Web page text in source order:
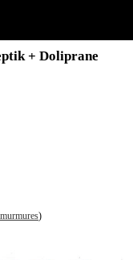
+ Doliprane
)